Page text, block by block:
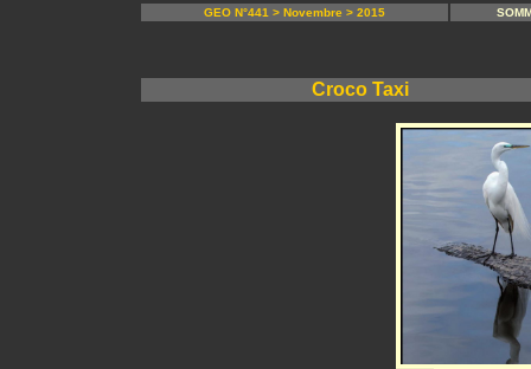
GEO N°441 > Novembre > 2015
Croco Taxi